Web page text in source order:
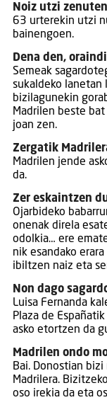
Noiz utzi
63 urterekin utzi
bainengoen.
Dena den,
Semeak
sukaldeko lanetan
bizilagunekin
Madrilen beste
joan zen.
Zergatik
Madrilen jende
da.
Zer eskaintzen
Ojarbideko
onenak direla
odolkia… ere
nik esandako
ibiltzen naiz eta
Non dago
Luisa Fernanda
Plaza de
asko etortzen da
Madrilen ondo
Bai. Donostian
Madrilera.
oso irekia da eta